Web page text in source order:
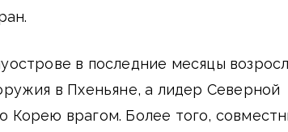
в последние месяцы
в Пхеньяне, а лидер Северной
врагом. Более того,